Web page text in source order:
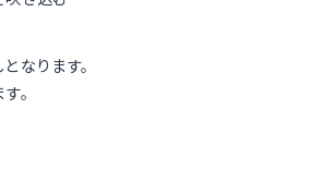
なります。
。